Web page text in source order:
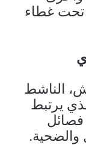
تحت غطاء
الناشط
يرتبط
فصائل
والضحية.